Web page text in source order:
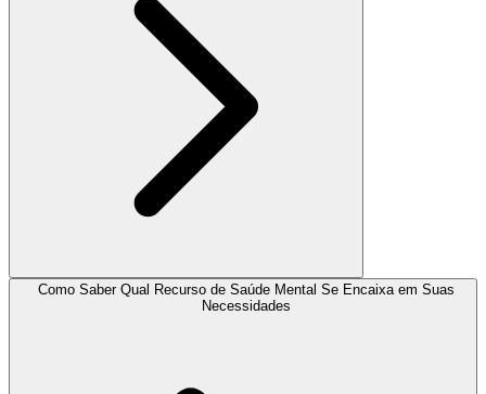
Como Saber Qual Recurso de Saúde Mental Se Encaixa em Suas
Necessidades